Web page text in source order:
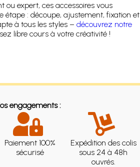
ou expert, ces accessoires vous
: découpe, ajustement, fixation et
à tous les styles – découvrez notre
libre cours à votre créativité !
engagements :
Paiement 100%
sécurisé
Expédition des colis
sous 24 à 48h
ouvrés.